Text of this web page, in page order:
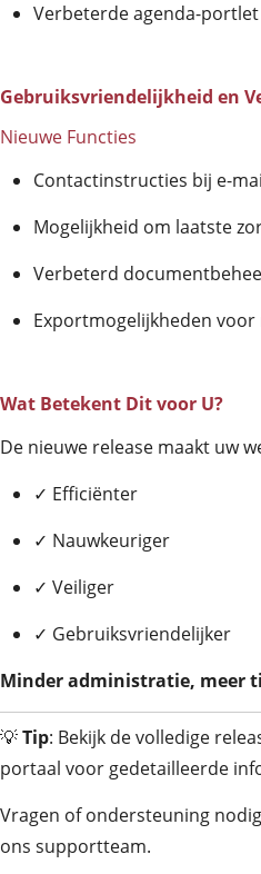
Verbeterde agenda-
Gebruiksvriendelijkheid en
Nieuwe Functies
Contactinstructies bij e-
Mogelijkheid om laatste
Verbeterd
Exportmogelijkheden
Wat Betekent Dit voor U?
De nieuwe release maakt uw
✓ Efficiënter
✓ Nauwkeuriger
✓ Veiliger
✓ Gebruiksvriendelijker
Minder administratie, meer
💡Tip: Bekijk de volledige
portaal voor gedetailleerde
Vragen of ondersteuning
ons supportteam.